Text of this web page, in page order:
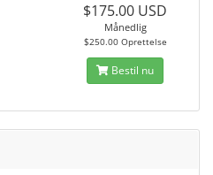
$175.00 USD
Månedlig
$250.00 Oprettelse
Bestil nu